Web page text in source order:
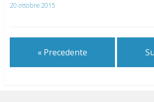
20 ottobre 2015
« Precedente